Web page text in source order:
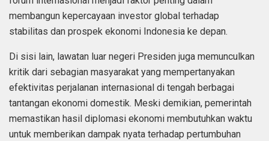
membangun kepercayaan investor global terhadap
stabilitas dan prospek ekonomi Indonesia ke depan.
Di sisi lain, lawatan luar negeri Presiden juga memunculkan
kritik dari sebagian masyarakat yang mempertanyakan
efektivitas perjalanan internasional di tengah berbagai
tantangan ekonomi domestik. Meski demikian, pemerintah
memastikan hasil diplomasi ekonomi membutuhkan waktu
untuk memberikan dampak nyata terhadap pertumbuhan